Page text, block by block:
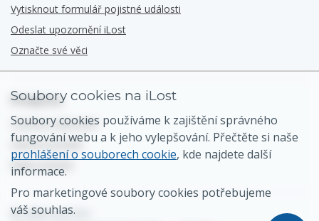
Vytisknout formulář pojistné události
Odeslat upozornění iLost
Označte své věci
Podpora
Centrum nápovědy
Obecný kontakt
Mapa stránek
© 2026 iLost B.V.
Soubory cookies na iLost
Soubory cookies používáme k zajištění správného
fungování webu a k jeho vylepšování. Přečtěte si naše
prohlášení o souborech cookie, kde najdete další
informace.
Pro marketingové soubory cookies potřebujeme
váš souhlas.